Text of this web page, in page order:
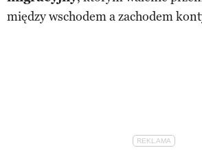
między wschodem a zachodem